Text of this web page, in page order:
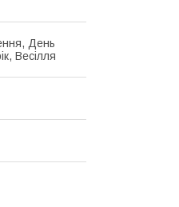
День
Весілля